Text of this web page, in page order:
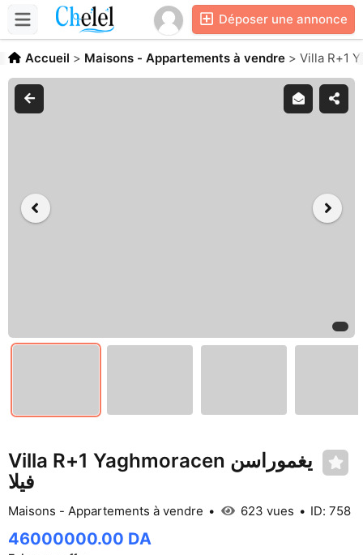
Déposer une annonce
Accueil > Maisons - Appartements à vendre >
Villa R+1 Yaghmoracen يغموراسن
فيلا
Maisons - Appartements à vendre 623 vues ID: 758
46000000.00 DA